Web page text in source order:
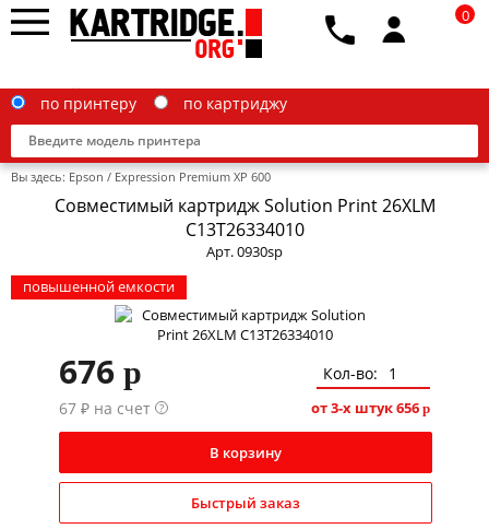
Brother
G&G
HP
IBM
по принтеру по картриджу
0
Вы здесь: Epson / Expression Premium XP 600
Совместимый картридж Solution Print 26XLM
C13T26334010
Арт. 0930sp
повышенной емкости
676 p
Кол-во:
67 ₽ на счет ? от 3-х штук656 p
В корзину
Быстрый заказ